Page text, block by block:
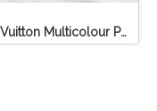
Louis Vuitton Multicolour Pochette Canvas